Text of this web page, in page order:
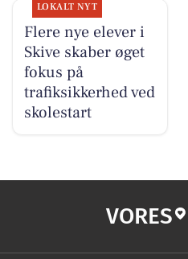
LOKALT NYT
Flere nye elever i
Skive skaber øget
fokus på
trafiksikkerhed ved
skolestart
VORES